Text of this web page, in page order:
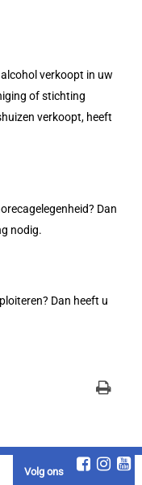
verkoopt in uw
of stichting
verkoopt, heeft
Dan
nodig.
Dan heeft u
Volg ons